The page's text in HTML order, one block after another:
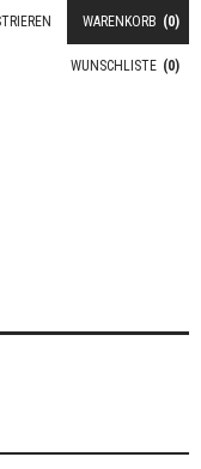
WARENKORB (0)
WUNSCHLISTE (0)